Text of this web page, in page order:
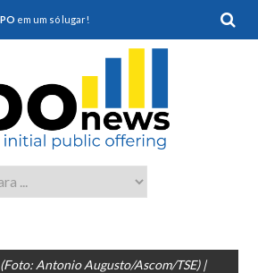
em um só lugar!
Antonio Augusto/Ascom/TSE) |